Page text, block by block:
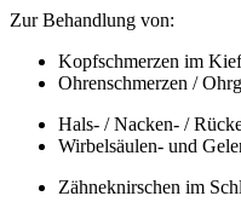
Zur Behandlung von:
Kopfschmerzen im
Ohrenschmerzen /
Hals- / Nacken- /
Wirbelsäulen- und
Zähneknirschen im